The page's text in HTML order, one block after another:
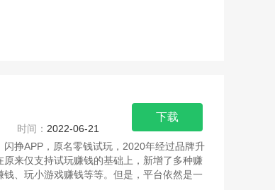
时间： 2022-06-21
闪挣APP，原名零钱试玩，2020年经过品牌升
原来仅支持试玩赚钱的基础上，新增了多种赚
钱、玩小游戏赚钱等等。但是，平台依然是一
下载